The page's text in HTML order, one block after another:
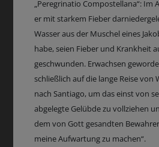
„Peregrinatio Compostellana“: Im
er mit starkem Fieber
Wasser aus der Muschel eines
habe, seien Fieber und Krankheit
geschwunden. Erwachsen
schließlich auf die lange Reise von
nach Santiago, um das einst von
abgelegte Gelübde zu vollziehen
dem von Gott gesandten
meine Aufwartung zu machen“.